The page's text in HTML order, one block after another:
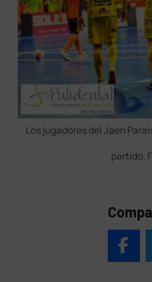
Los jugadores del Jaén
partido.